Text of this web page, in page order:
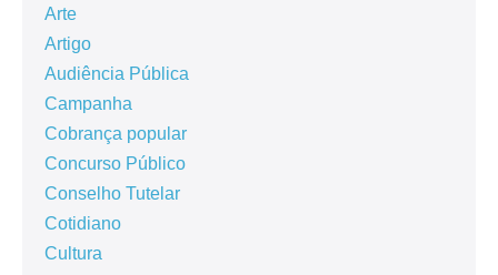
Arte
Artigo
Audiência Pública
Campanha
Cobrança popular
Concurso Público
Conselho Tutelar
Cotidiano
Cultura